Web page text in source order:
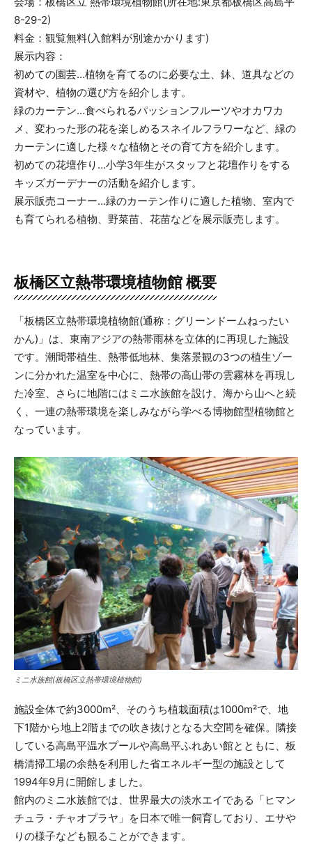
8-29-2)
料金：観覧無料(入館料が別途かかります)
展示内容：
初めての園芸…植物を育てるのに必要な土、鉢、道具などの
資材や、植物の選び方を紹介します。
緑のカーテン…食べられるパッションフルーツやオカワカ
メ、変わった形の花を楽しめるスネイルフラワーなど、緑の
カーテンに適した様々な植物とその育て方を紹介します。
初めての花壇作り…小学3年生がスタッフと花壇作りをする
キッズガーデナーの活動を紹介します。
展示販売コーナー…緑のカーテン作りに適した植物、室内で
も育てられる植物、野菜苗、花苗などを展示販売します。
板橋区立熱帯環境植物館 概要
「板橋区立熱帯環境植物館(通称：グリーンドームねったい
かん)」は、東南アジアの熱帯雨林を立体的に再現した施設
です。潮間帯植生、熱帯低地林、集落景観の3つの植生ゾー
ンに分かれた温室を中心に、熱帯の高山帯の雲霧林を再現し
た冷室、さらに地階にはミニ水族館を設け、海から山へと続
く、一連の熱帯環境を楽しみながら学べる博物館型植物館と
なっています。
ミニ水族館(板橋区立熱帯環境植物館)
施設全体で約3000m²、そのうち植栽面積は1000m²で、地
下1階から地上2階までの吹き抜けとなる大空間を確保。隣接
している高島平温水プールや高島平ふれあい館とともに、板
橋清掃工場の余熱を利用した省エネルギー型の施設として
1994年9月に開館しました。
館内のミニ水族館では、世界最大の淡水エイである「ヒマン
チュラ・チャオプラヤ」を日本で唯一飼育しており、エサや
りの様子なども観ることができます。